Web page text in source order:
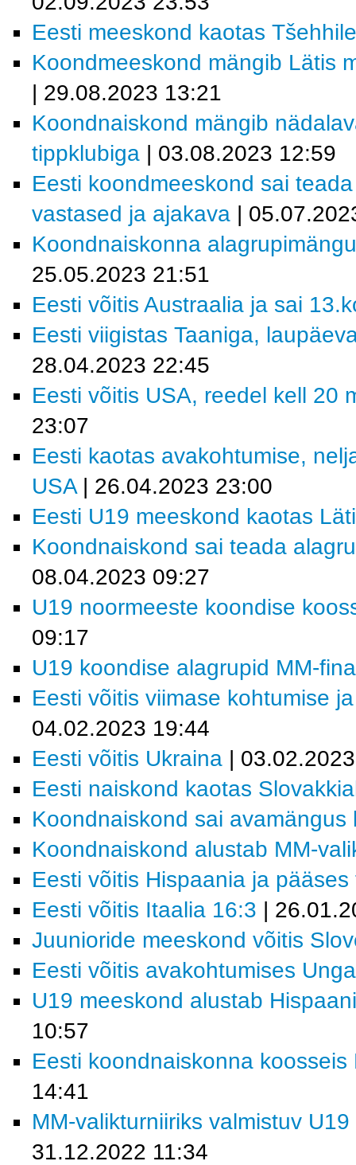
Eesti meeskond kaotas
Koondmeeskond mängib Lätis
| 29.08.2023 13:21
Koondnaiskond mängib
tippklubiga | 03.08.2023 12:59
Eesti koondmeeskond sai
vastased ja ajakava |
Koondnaiskonna
25.05.2023 21:51
Eesti võitis Austraalia ja sai
Eesti viigistas Taaniga,
28.04.2023 22:45
Eesti võitis USA, reedel kell 20
23:07
Eesti kaotas avakohtumise,
USA| 26.04.2023 23:00
Eesti U19 meeskond kaotas
Koondnaiskond sai teada
08.04.2023 09:27
U19 noormeeste koondise
09:17
U19 koondise alagrupid MM-
Eesti võitis viimase kohtumise
04.02.2023 19:44
Eesti võitis Ukraina |
Eesti naiskond kaotas
Koondnaiskond sai avamängus
Koondnaiskond alustab MM-
Eesti võitis Hispaania ja
Eesti võitis Itaalia 16:3 |
Juunioride meeskond võitis
Eesti võitis avakohtumises
U19 meeskond alustab
10:57
Eesti koondnaiskonna koosseis
14:41
MM-valikturniiriks valmistuv
31.12.2022 11:34